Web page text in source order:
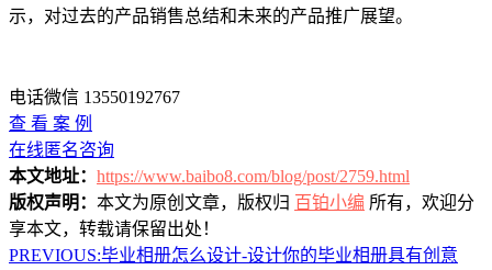
示，对过去的产品销售总结和未来的产品推广展望。
电话微信 13550192767
查 看 案 例
在线匿名咨询
本文地址： https://www.baibo8.com/blog/post/2759.html
版权声明： 本文为原创文章，版权归 百铂小编 所有，欢迎分
享本文，转载请保留出处！
PREVIOUS:毕业相册怎么设计-设计你的毕业相册具有创意